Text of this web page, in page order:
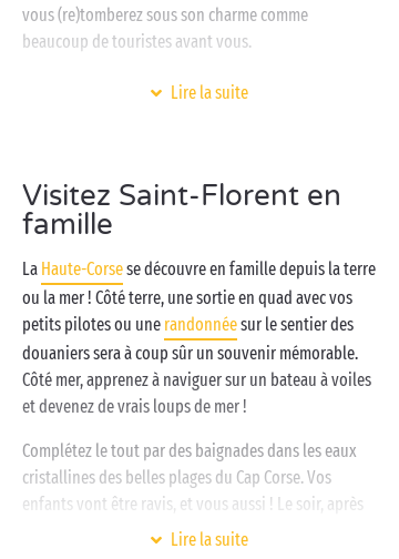
vous (re)tomberez sous son charme comme
beaucoup de touristes avant vous.
Explorer les environs, ça demande de l’énergie. Votre
poursuit sur la plage à proximité pendant que vos
bouts de choux s’amusent aux
Lire la suite
Visitez Saint-Florent en
famille
La Haute-Corsese découvre en famille depuis la terre
ou la mer ! Côté terre, une sortie en quad avec vos
petits pilotes ou une randonnéesur le sentier des
douaniers sera à coup sûr un souvenir mémorable.
Côté mer, apprenez à naviguer sur un bateau à voiles
et devenez de vrais loups de mer !
Complétez le tout par des baignades dans les eaux
cristallines des belles plages du Cap Corse. Vos
enfants vont être ravis, et vous aussi ! Le soir, après
en famille , direction la scène où une
Lire la suite